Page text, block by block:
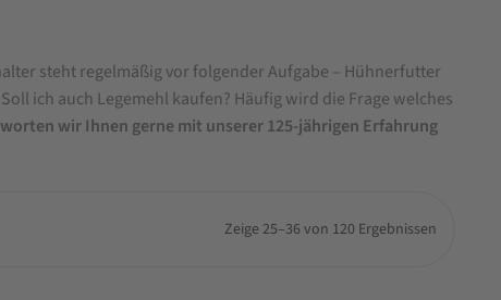
steht regelmäßig vor folgender Aufgabe – Hühnerfutter
ich auch Legemehl kaufen? Häufig wird die Frage welches
wir Ihnen gerne mit unserer 125-jährigen Erfahrung
Zeige 25–36 von 120 Ergebnissen